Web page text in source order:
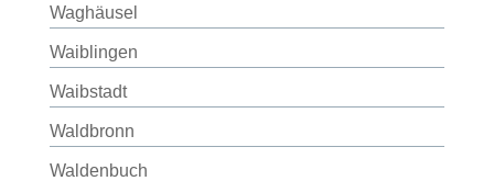
Waghäusel
Waiblingen
Waibstadt
Waldbronn
Waldenbuch